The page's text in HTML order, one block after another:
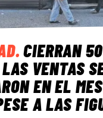
.CIERRAN
VENTAS
EN EL
A LAS